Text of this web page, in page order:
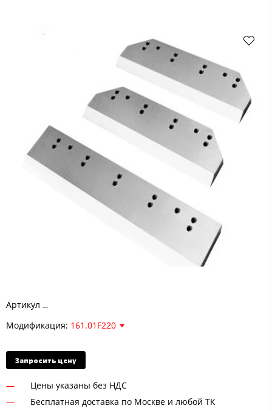
Артикул
Модификация: 161.01F220
Запросить цену
Цены указаны без НДС
Бесплатная доставка по Москве и любой ТК